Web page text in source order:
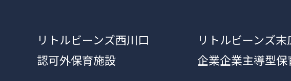
リトルビーンズ西川口
認可外保育施設
リトルビーンズ末
企業企業主導型保